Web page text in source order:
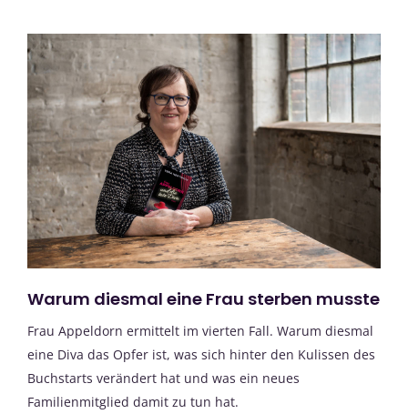
Warum diesmal eine Frau sterben musste
Frau Appeldorn ermittelt im vierten Fall. Warum diesmal
eine Diva das Opfer ist, was sich hinter den Kulissen des
Buchstarts verändert hat und was ein neues
Familienmitglied damit zu tun hat.